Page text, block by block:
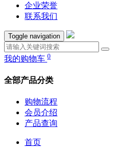
企业荣誉
联系我们
Toggle navigation
我的购物车 0
全部产品分类
购物流程
会员介绍
产品查询
首页